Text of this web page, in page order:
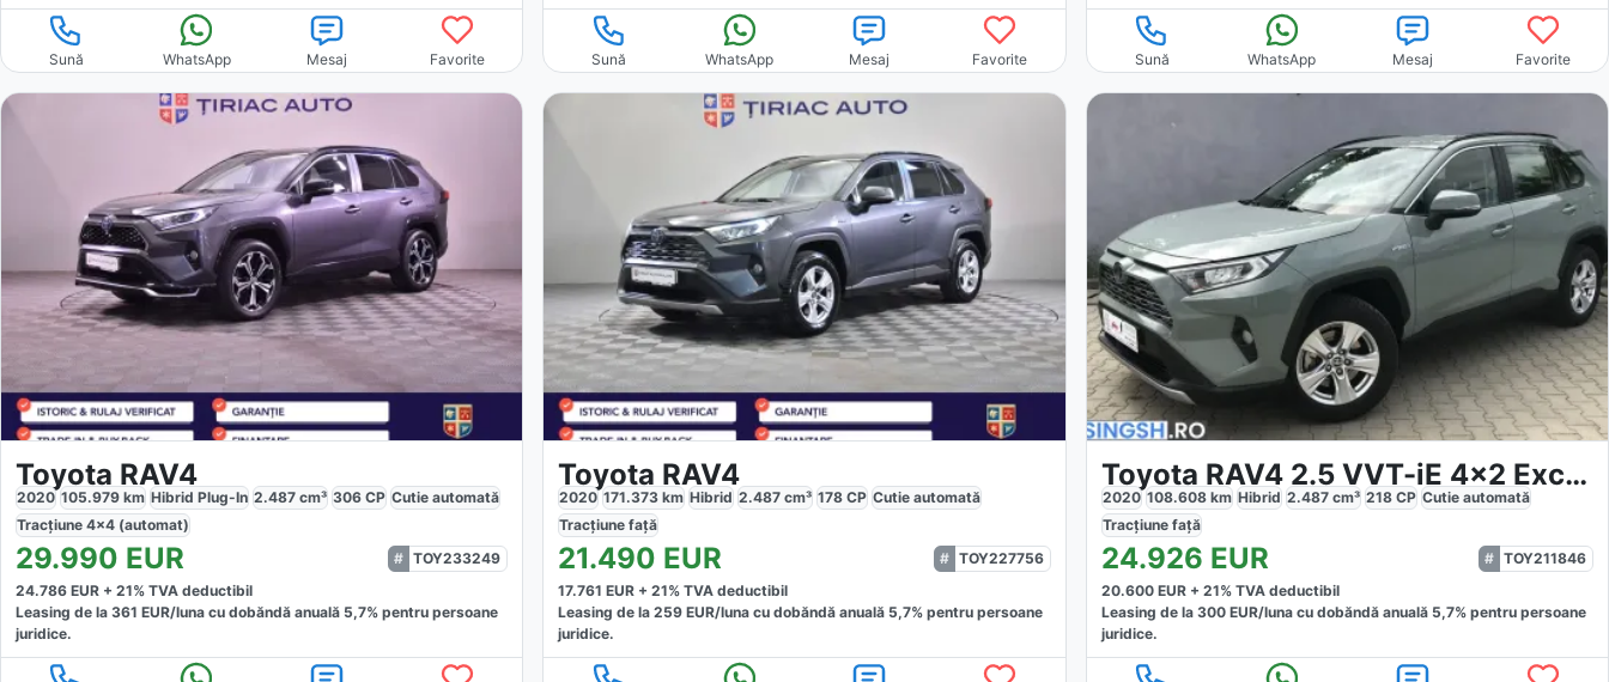
Sună WhatsApp Mesaj Favorite Sună WhatsApp Mesaj Favorite Sună WhatsApp Mesaj Favorite
Toyota RAV4
2020 105.979 km Hibrid Plug-In 2.487 cm³ 306 CP Cutie automată
Tracțiune 4x4 (automat)
29.990 EUR
TOY233249
24.786 EUR + 21% TVA deductibil
Leasing de la 361 EUR/luna cu dobăndă anuală 5,7% pentru persoane
juridice.
Toyota RAV4
2020 171.373 km Hibrid 2.487 cm³ 178 CP Cutieautomată
Tracțiunefață
21.490 EUR
TOY227756
17.761 EUR +21% TVA deductibil
Leasing de la259 EUR/luna cu dobăndă anuală 5,7% pentru persoane
juridice.
Toyota RAV4 2.5 VVT-iE 4x2 Exclusive
2020 108.608km Hibrid 2.487cm³ 218CP Cutie automată
Tracțiune față
24.926 EUR
TOY211846
20.600EUR + 21% TVA deductibil
Leasing de la 300EUR/lunacu dobăndă anuală 5,7% pentru persoane
juridice.